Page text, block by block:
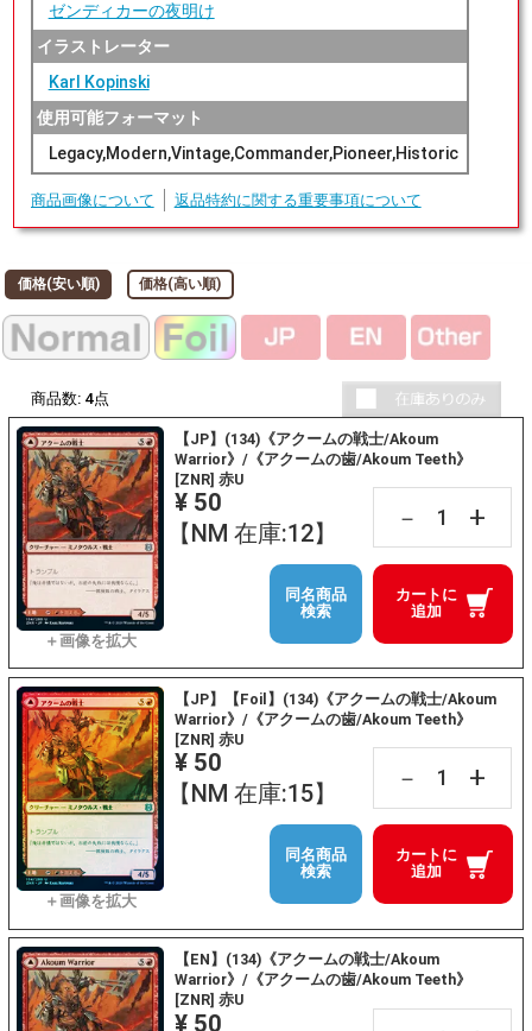
ゼンディカーの夜明け
イラストレーター
Karl Kopinski
使用可能フォーマット
Legacy,Modern,Vintage,Commander,Pioneer,Historic
商品画像について 返品特約に関する重要事項について
価格(安い順) 価格(高い順)
商品数: 4点
【JP】(134)《アクームの戦士/Akoum
Warrior》/《アクームの歯/Akoum Teeth》
[ZNR] 赤U
¥ 50
【NM 在庫:12】
－ +
カートに
追加
同名商品
検索
【JP】【Foil】(134)《アクームの戦士/Akoum
Warrior》/《アクームの歯/Akoum Teeth》
[ZNR] 赤U
¥ 50
【NM 在庫:15】
－ +
カートに
追加
同名商品
検索
【EN】(134)《アクームの戦士/Akoum
Warrior》/《アクームの歯/Akoum Teeth》
[ZNR] 赤U
¥ 50